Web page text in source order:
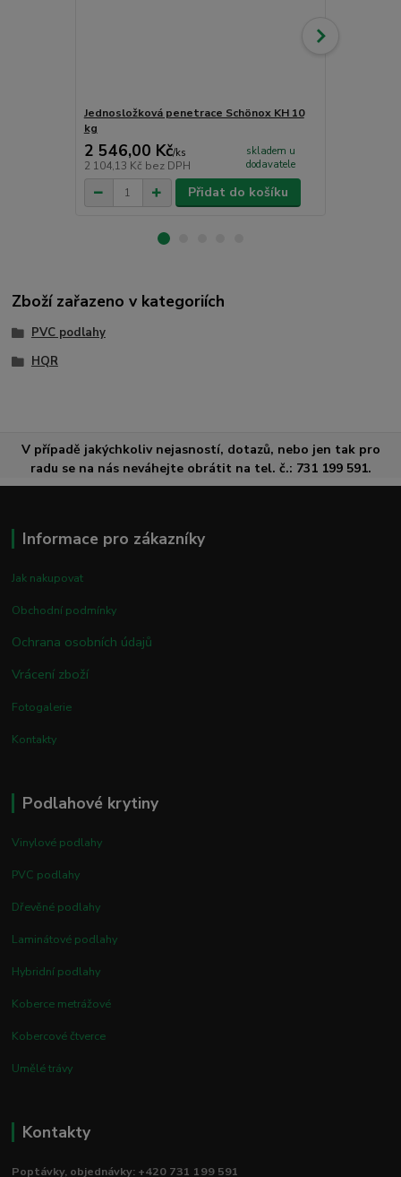
Jednosložková penetrace Schönox KH 10
kg
2 546,00 Kč/ks
2 104,13 Kč bez DPH
skladem u
dodavatele
Přidat do košíku
Zboží zařazeno v kategoriích
PVC podlahy
HQR
V případě jakýchkoliv nejasností, dotazů, nebo jen tak pro
radu se na nás neváhejte obrátit na tel. č.: 731 199 591.
Informace pro zákazníky
Jak nakupovat
Obchodní podmínky
Ochrana osobních údajů
Vrácení zboží
Fotogalerie
Kontakty
Podlahové krytiny
Vinylové podlahy
PVC podlahy
Dřevěné podlahy
Laminátové podlahy
Hybridní podlahy
Koberce metrážové
Kobercové čtverce
Umělé trávy
Kontakty
Poptávky, objednávky: +420 731 199 591